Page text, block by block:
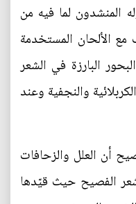
المنشدون لما فيه من
الألحان المستخدمة
البارزة في الشعر
والنجفية وعند
أن العلل والزحافات
الفصيح حيث قيّدها